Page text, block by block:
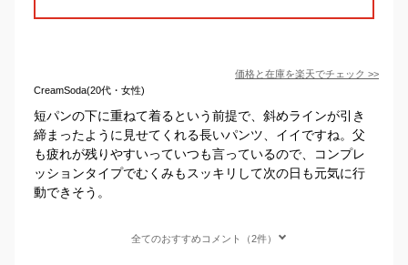
価格と在庫を楽天でチェック >>
CreamSoda(20代・女性)
短パンの下に重ねて着るという前提で、斜めラインが引き
締まったように見せてくれる長いパンツ、イイですね。父
も疲れが残りやすいっていつも言っているので、コンプレ
ッションタイプでむくみもスッキリして次の日も元気に行
動できそう。
全てのおすすめコメント（2件）